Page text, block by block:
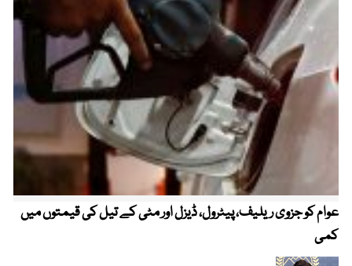
عوام کو جزوی ریلیف، پیٹرول، ڈیزل اور مٹی کے تیل کی قیمتوں میں
کمی